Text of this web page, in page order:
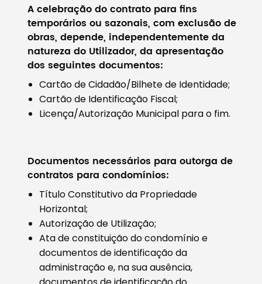
A celebração do contrato para fins
temporários ou sazonais, com exclusão de
obras, depende, independentemente da
natureza do Utilizador, da apresentação
dos seguintes documentos:
Cartão de Cidadão/Bilhete de Identidade;
Cartão de Identificação Fiscal;
Licença/Autorização Municipal para o fim.
Documentos necessários para outorga de
contratos para condomínios:
Título Constitutivo da Propriedade
Horizontal;
Autorização de Utilização;
Ata de constituição do condomínio e
documentos de identificação da
administração e, na sua ausência,